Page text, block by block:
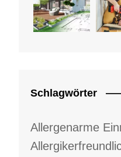
Schlagwörter
Allergenarme